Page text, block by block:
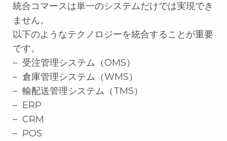
統合コマースは単一のシステムだけでは実現でき
ません。
以下のようなテクノロジーを統合することが重要
です。
– 受注管理システム（OMS）
– 倉庫管理システム（WMS）
– 輸配送管理システム（TMS）
– ERP
– CRM
– POS